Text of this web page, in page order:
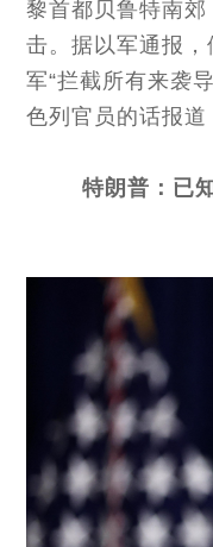
黎首都贝鲁特南
击。据以军通报
军“拦截所有来袭
色列官员的话报道
特朗普：已